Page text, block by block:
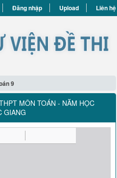
Đăng nhập Upload Liên hệ
9
MÔN TOÁN - NĂM HỌC
GIANG